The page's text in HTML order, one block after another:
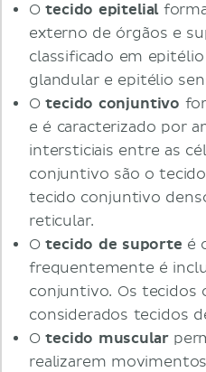
Otecido epitelial
externo de órgãos e
classificado em
glandular e epitélio
Otecido conjuntivo
e é caracterizado por
intersticiais entre as
conjuntivo são o
tecido conjuntivo
reticular.
Otecido de suporte é
frequentemente é
conjuntivo. Os tecidos
considerados tecidos
Otecido muscular
realizarem